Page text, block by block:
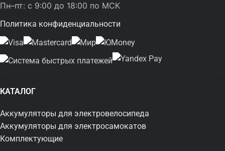
Пн–пт: с 9:00 до 18:00 по МСК
Политика конфиденциальности
КАТАЛОГ
Аккумуляторы для электровелосипеда
Аккумуляторы для электросамокатов
Комплектующие